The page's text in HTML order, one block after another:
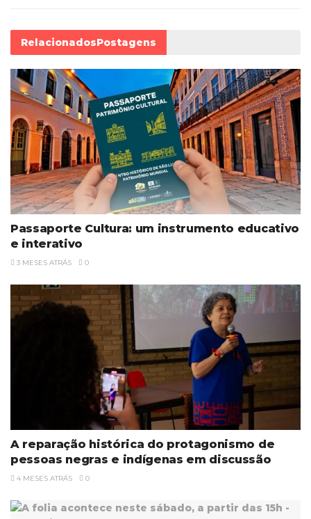
RelacionadosPostagens
Passaporte Cultura: um instrumento educativo
e interativo
3 MESES ATRÁS 0
A reparação histórica do protagonismo de
pessoas negras e indígenas em discussão
4 MESES ATRÁS 0